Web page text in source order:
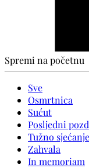
Spremi na početnu
Sve
Osmrtnica
Sućut
Posljedni
Tužno sjećanje
Zahvala
In memoriam